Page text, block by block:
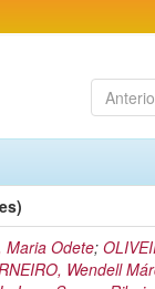
Maria Odete;
Wendell